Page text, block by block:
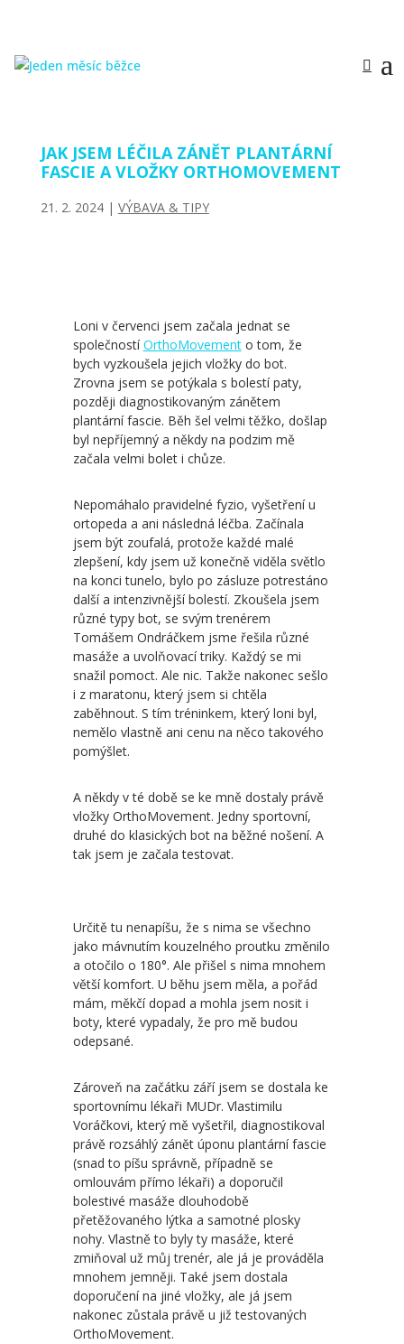
JAK JSEM LÉČILA ZÁNĚT PLANTÁRNÍ
FASCIE A VLOŽKY ORTHOMOVEMENT
21. 2. 2024| VÝBAVA & TIPY
Loni v červenci jsem začala jednat se
společnostíOrthoMovemento tom, že
bych vyzkoušela jejich vložky do bot.
Zrovna jsem se potýkala s bolestí paty,
později diagnostikovaným zánětem
plantární fascie. Běh šel velmi těžko, došlap
byl nepříjemný a někdy na podzim mě
začala velmi bolet i chůze.
Nepomáhalo pravidelné fyzio, vyšetření u
ortopeda a ani následná léčba. Začínala
jsem být zoufalá, protože každé malé
zlepšení, kdy jsem už konečně viděla světlo
na konci tunelo, bylo po zásluze potrestáno
další a intenzivnější bolestí. Zkoušela jsem
různé typy bot, se svým trenérem
Tomášem Ondráčkem jsme řešila různé
masáže a uvolňovací triky. Každý se mi
snažil pomoct. Ale nic. Takže nakonec sešlo
i z maratonu, který jsem si chtěla
zaběhnout. S tím tréninkem, který loni byl,
nemělo vlastně ani cenu na něco takového
pomýšlet.
A někdy v té době se ke mně dostaly právě
vložky OrthoMovement. Jedny sportovní,
druhé do klasických bot na běžné nošení. A
tak jsem je začala testovat.
Určitě tu nenapíšu, že s nima se všechno
jako mávnutím kouzelného proutku změnilo
a otočilo o 180°. Ale přišel s nima mnohem
větší komfort. U běhu jsem měla, a pořád
mám, měkčí dopad a mohla jsem nosit i
boty, které vypadaly, že pro mě budou
odepsané.
Zároveň na začátku září jsem se dostala ke
sportovnímu lékaři MUDr. Vlastimilu
Voráčkovi, který mě vyšetřil, diagnostikoval
právě rozsáhlý zánět úponu plantární fascie
(snad to píšu správně, případně se
omlouvám přímo lékaři) a doporučil
bolestivé masáže dlouhodobě
přetěžovaného lýtka a samotné plosky
nohy. Vlastně to byly ty masáže, které
zmiňoval už můj trenér, ale já je prováděla
mnohem jemněji. Také jsem dostala
doporučení na jiné vložky, ale já jsem
nakonec zůstala právě u již testovaných
OrthoMovement.